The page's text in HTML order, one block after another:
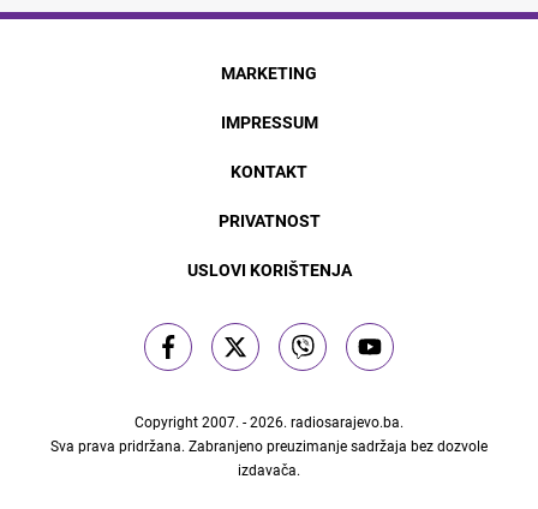
MARKETING
IMPRESSUM
KONTAKT
PRIVATNOST
USLOVI KORIŠTENJA
Copyright 2007. - 2026. radiosarajevo.ba.
Sva prava pridržana. Zabranjeno preuzimanje sadržaja bez dozvole
izdavača.